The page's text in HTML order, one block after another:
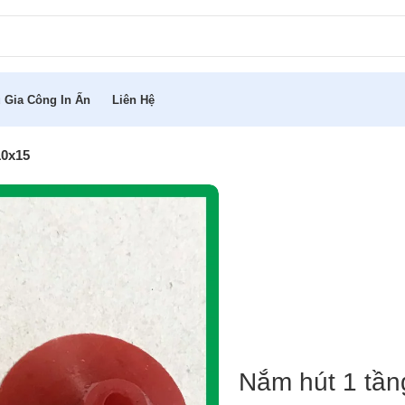
Gia Công In Ấn Liên Hệ
Nắm hút 1